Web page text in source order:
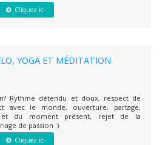
Cliquez ici
YOGA ET MÉDITATION
Rythme détendu et doux, respect de
avec le monde, ouverture, partage,
et du moment présent, rejet de la
de passion :)
Cliquez ici